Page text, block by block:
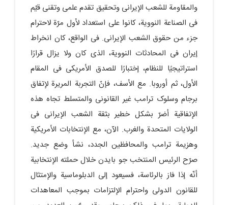
والمقاومة للشعب الإیرانی وتحقیق تقدم علمی وتقنی قیّم
فی الصناعة النوویة، کانوا على استعداد لأول مرّة لاحترام
جزء من حقوق الشعب الإیرانی. فی الواقع، کان انخراط
إیران فی المحادثات النوویة، الذی کان ولا یزال قرارًا
استراتیجیًا للنظام، إختبارًا للصدق الأمریکی فی المقام
الأول، ثم أوروبا. مع الأسف، فإنّ التجربة المریرة لإتفاق
برجام وسلوک ترامب غیر القانونی والمتسلط تجاه هذه
الإتفاقیة أضرّ بشکل خطیر بثقة الشعب الإیرانی فی
الولایات المتحدة والغرب. الآن، مع الإنتخابات الأمریکیة
وهزیمة ترامب والمحافظین الجدد، نشأ وضع جدید.
صرّح الرئیس المنتخب جو بایدن خلال حملته الإنتخابیة
أنّه إذا فاز بالرئاسة، فسیعود إلى الدبلوماسیة والإمتثال
للقانون الدولی واحترام الإلتزامات بموجب المعاهدات